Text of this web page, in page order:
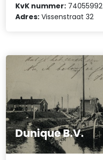
KvK nummer: 74055992
Adres: Vissenstraat 32
Dunique B.V.